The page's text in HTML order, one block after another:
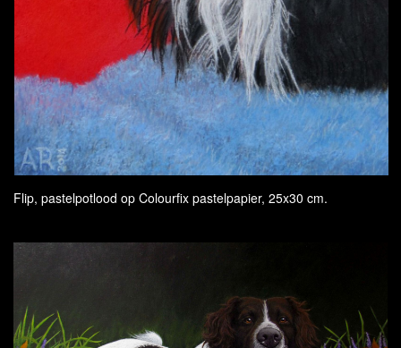
Flip, pastelpotlood op Colourfix pastelpapier, 25x30 cm.